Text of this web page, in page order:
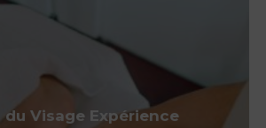
du Visage Expérience